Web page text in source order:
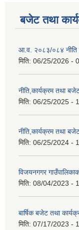
बजेट तथा
आ.व. २०८३/०८४ नीति
मिति: 06/25/2026 -
नीति,कार्यक्रम तथा
मिति: 06/25/2025 -
नीति,कार्यक्रम तथा
मिति: 06/25/2024 -
विजयनगगर
मिति: 08/04/2023 -
बार्षिक बजेट तथा
मिति: 07/17/2023 -